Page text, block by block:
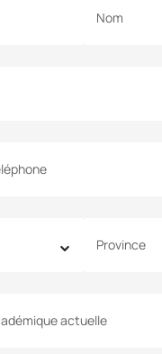
Nom
Province
actuelle